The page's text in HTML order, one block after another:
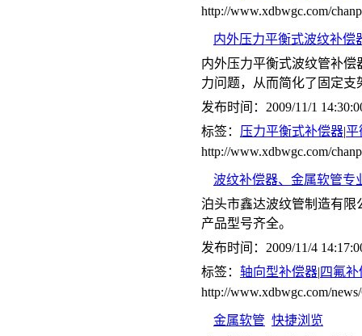
http://www.xdbwgc.com/
内外压力平衡式波纹补偿
内外压力平衡式波纹管补
力问题，从而简化了固定
发布时间：2009/11/1
标签： 压力平衡式补偿器|平
http://www.xdbwgc.com/
波纹补偿器、金属软管专
泊头市鑫达波纹管制造有
产品型号齐全。
发布时间：2009/11/4
标签： 轴向型补偿器|四氟补
http://www.xdbwgc.com/
金属软管 快捷浏览